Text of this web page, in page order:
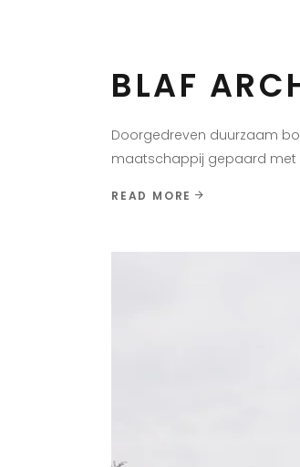
BLAF
Doorgedreven duurzaam
maatschappij gepaard met
READ MORE